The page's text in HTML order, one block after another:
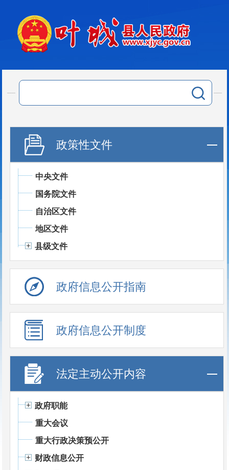
政策性文件
中央文件
国务院文件
自治区文件
地区文件
县级文件
政府信息公开指南
政府信息公开制度
法定主动公开内容
政府职能
重大会议
重大行政决策预公开
财政信息公开